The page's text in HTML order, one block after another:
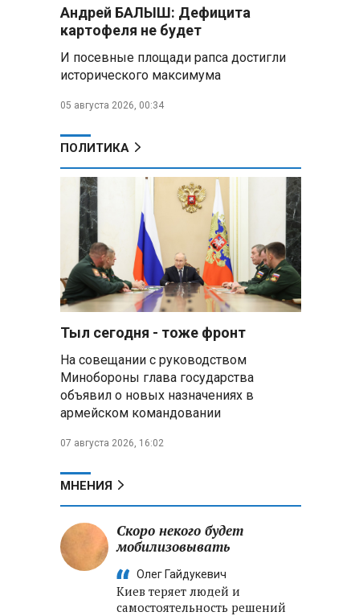
Алесандр Лукашенко назвал
работу сельской торговли
возмутился «просрочкой и
тухлятиной»
Владимир Путин обсудил с
меры по защите инфраструктуры
Минобороны РФ: «Искандер»
уничтожил эшелон с техникой
ВСУ в Днепропетровской
области
Главы правительств ЕАЭС
подписали три соглашения по
e‑торговле, биржевому рынку и
ученым званиям
Александр Лукашенко:
Хотите «собирать сливки» в
городах — отвечайте и за
отдалённые деревни
Минобороны РФ: установлен
Харьковской области
криптообменников в «Москва-
Сити», через которую
украинские call-центры
выводили похищенные деньги
Андрей БАЛЫШ: Дефицита
картофеля не будет
И посевные площади рапса достигли
исторического максимума
05 августа 2026, 00:34
ПОЛИТИКА
Тыл сегодня - тоже фронт
На совещании с руководством
Минобороны глава государства
объявил о новых назначениях в
армейском командовании
07 августа 2026, 16:02
МНЕНИЯ
Скоро некого будет
мобилизовывать
Олег Гайдукевич
Киев теряет людей и
самостоятельность решений